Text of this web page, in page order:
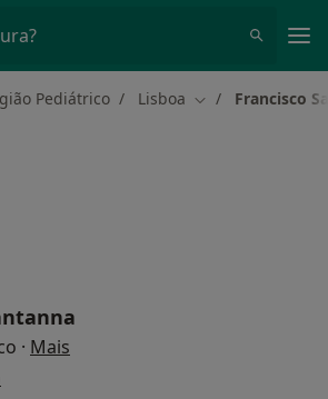
Pediátrico Lisboa Mudar de cidade
Francisco
· Mais